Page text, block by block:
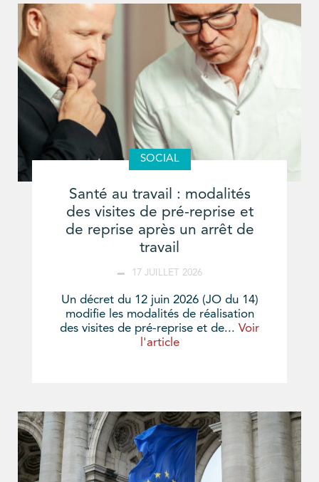
SOCIAL
Santé au travail : modalités
des visites de pré-reprise et
de reprise après un arrêt de
travail
17 JUILLET 2026
Un décret du 12 juin 2026 (JO du 14)
modifie les modalités de réalisation
des visites de pré-reprise et de... Voir
l'article